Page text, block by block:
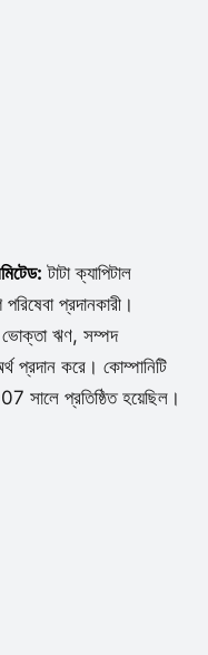
টাটা ক্যাপিটাল
প্রদানকারী।
ভোক্তা ঋণ, সম্পদ
প্রদান করে। কোম্পানিটি
সালে প্রতিষ্ঠিত হয়েছিল।